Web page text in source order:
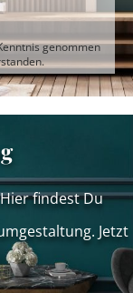
genommen
findest Du
Jetzt